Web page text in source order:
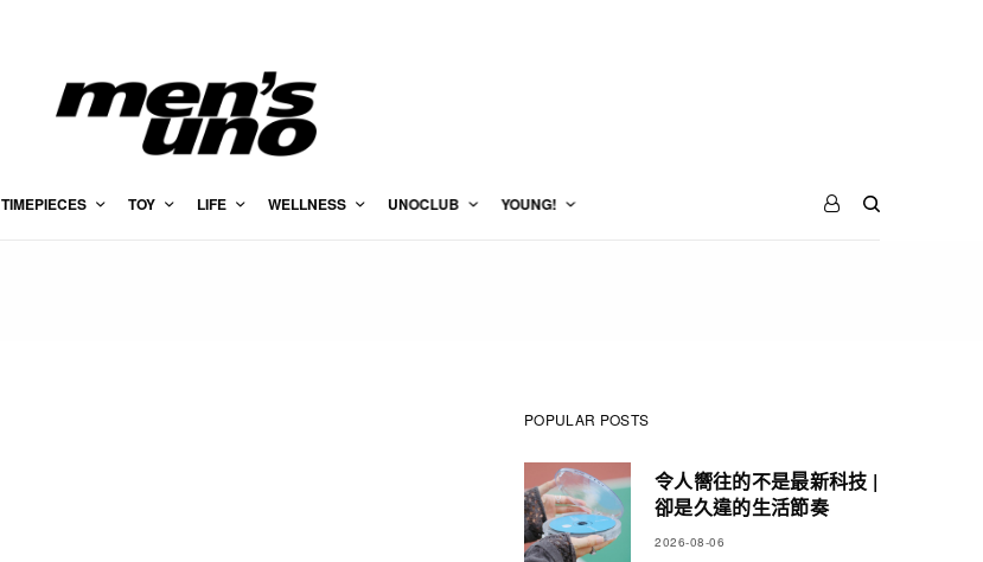
TIMEPIECES TOY LIFE WELLNESS UNOCLUB YOUNG!
POPULAR POSTS
令人嚮往的不是最新科技 |
卻是久違的生活節奏
2026-08-06